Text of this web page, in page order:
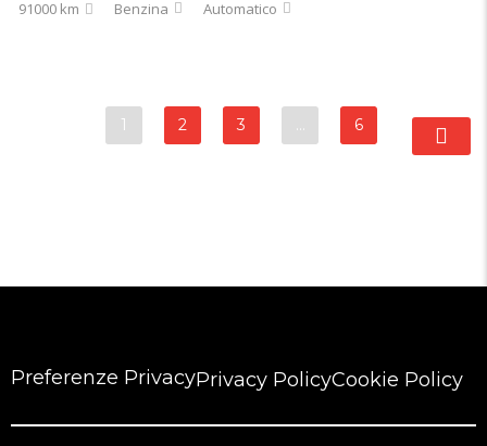
91000 km Benzina Automatico
1 2 3 … 6
Preferenze PrivacyPrivacy PolicyCookie Policy